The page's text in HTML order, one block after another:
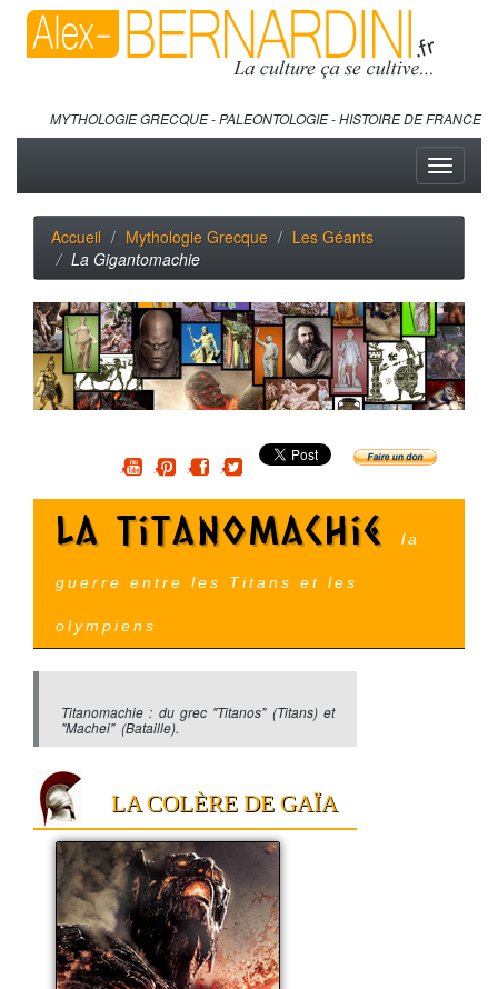
MYTHOLOGIE GRECQUE - PALEONTOLOGIE - HISTOIRE DE FRANCE
Toggle
Accueil Mythologie Grecque
Les Géants
La Gigantomachie
La Titanomachie la
guerre entre les Titans et les
olympiens
Titanomachie : du grec "Titanos" (Titans) et
"Machei" (Bataille).
LA COLÈRE DE GAÏA